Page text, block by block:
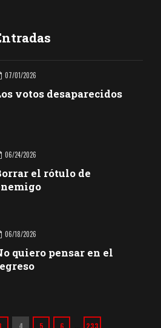
07/01/2026
votos desaparecidos
06/24/2026
el rótulo de
06/18/2026
quiero pensar en el
4 5 6 233